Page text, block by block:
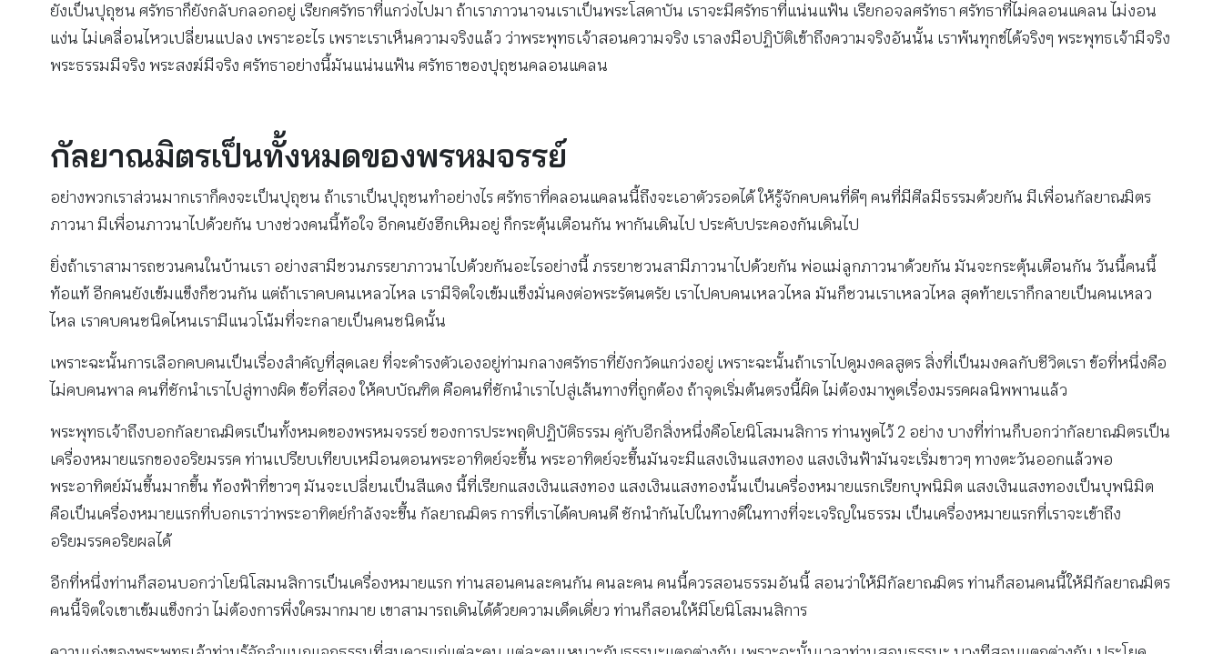
ยังเป็นปุถุชน ศรัทธาก็ยังกลับกลอกอยู่ เรียกศรัทธาที่แกว่งไปมา ถ้าเราภาวนาจนเราเป็นพระโสดาบัน เราจะมีศรัทธาที่แน่นแฟ้น เรียกอจลศรัทธา ศรัทธาที่ไม่คลอนแคลน ไม่งอน
แง่น ไม่เคลื่อนไหวเปลี่ยนแปลง เพราะอะไร เพราะเราเห็นความจริงแล้ว ว่าพระพุทธเจ้าสอนความจริง เราลงมือปฏิบัติเข้าถึงความจริงอันนั้น เราพ้นทุกข์ได้จริงๆ พระพุทธเจ้ามีจริง
พระธรรมมีจริง พระสงฆ์มีจริง ศรัทธาอย่างนี้มันแน่นแฟ้น ศรัทธาของปุถุชนคลอนแคลน
กัลยาณมิตรเป็นทั้งหมดของพรหมจรรย์
อย่างพวกเราส่วนมากเราก็คงจะเป็นปุถุชน ถ้าเราเป็นปุถุชนทำอย่างไร ศรัทธาที่คลอนแคลนนี้ถึงจะเอาตัวรอดได้ ให้รู้จักคบคนที่ดีๆ คนที่มีศีลมีธรรมด้วยกัน มีเพื่อนกัลยาณมิตร
ภาวนา มีเพื่อนภาวนาไปด้วยกัน บางช่วงคนนี้ท้อใจ อีกคนยังฮึกเหิมอยู่ ก็กระตุ้นเตือนกัน พากันเดินไป ประคับประคองกันเดินไป
ยิ่งถ้าเราสามารถชวนคนในบ้านเรา อย่างสามีชวนภรรยาภาวนาไปด้วยกันอะไรอย่างนี้ ภรรยาชวนสามีภาวนาไปด้วยกัน พ่อแม่ลูกภาวนาด้วยกัน มันจะกระตุ้นเตือนกัน วันนี้คนนี้
ท้อแท้ อีกคนยังเข้มแข็งก็ชวนกัน แต่ถ้าเราคบคนเหลวไหล เรามีจิตใจเข้มแข็งมั่นคงต่อพระรัตนตรัย เราไปคบคนเหลวไหล มันก็ชวนเราเหลวไหล สุดท้ายเราก็กลายเป็นคนเหลว
ไหล เราคบคนชนิดไหนเรามีแนวโน้มที่จะกลายเป็นคนชนิดนั้น
เพราะฉะนั้นการเลือกคบคนเป็นเรื่องสำคัญที่สุดเลย ที่จะดำรงตัวเองอยู่ท่ามกลางศรัทธาที่ยังกวัดแกว่งอยู่ เพราะฉะนั้นถ้าเราไปดูมงคลสูตร สิ่งที่เป็นมงคลกับชีวิตเรา ข้อที่หนึ่งคือ
ไม่คบคนพาล คนที่ชักนําเราไปสู่ทางผิด ข้อที่สอง ให้คบบัณฑิต คือคนที่ชักนําเราไปสู่เส้นทางที่ถูกต้อง ถ้าจุดเริ่มต้นตรงนี้ผิด ไม่ต้องมาพูดเรื่องมรรคผลนิพพานแล้ว
พระพุทธเจ้าถึงบอกกัลยาณมิตรเป็นทั้งหมดของพรหมจรรย์ ของการประพฤติปฏิบัติธรรม คู่กับอีกสิ่งหนึ่งคือโยนิโสมนสิการ ท่านพูดไว้ 2 อย่าง บางที่ท่านก็บอกว่ากัลยาณมิตรเป็น
เครื่องหมายแรกของอริยมรรค ท่านเปรียบเทียบเหมือนตอนพระอาทิตย์จะขึ้น พระอาทิตย์จะขึ้นมันจะมีแสงเงินแสงทอง แสงเงินฟ้ามันจะเริ่มขาวๆ ทางตะวันออกแล้วพอ
พระอาทิตย์มันขึ้นมากขึ้น ท้องฟ้าที่ขาวๆ มันจะเปลี่ยนเป็นสีแดง นี้ที่เรียกแสงเงินแสงทอง แสงเงินแสงทองนั้นเป็นเครื่องหมายแรกเรียกบุพนิมิต แสงเงินแสงทองเป็นบุพนิมิต
คือเป็นเครื่องหมายแรกที่บอกเราว่าพระอาทิตย์กําลังจะขึ้น กัลยาณมิตร การที่เราได้คบคนดี ชักนํากันไปในทางดีในทางที่จะเจริญในธรรม เป็นเครื่องหมายแรกที่เราจะเข้าถึง
อริยมรรคอริยผลได้
อีกที่หนึ่งท่านก็สอนบอกว่าโยนิโสมนสิการเป็นเครื่องหมายแรก ท่านสอนคนละคนกัน คนละคน คนนี้ควรสอนธรรมอันนี้ สอนว่าให้มีกัลยาณมิตร ท่านก็สอนคนนี้ให้มีกัลยาณมิตร
คนนี้จิตใจเขาเข้มแข็งกว่า ไม่ต้องการพึ่งใครมากมาย เขาสามารถเดินได้ด้วยความเด็ดเดี่ยว ท่านก็สอนให้มีโยนิโสมนสิการ